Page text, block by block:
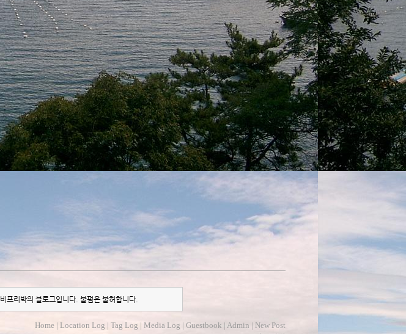
비프리박의 블로그입니다. 불펌은 불허합니다.
Home | Location Log | Tag Log | Media Log | Guestbook | Admin | New Post